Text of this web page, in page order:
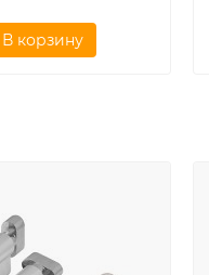
В корзину